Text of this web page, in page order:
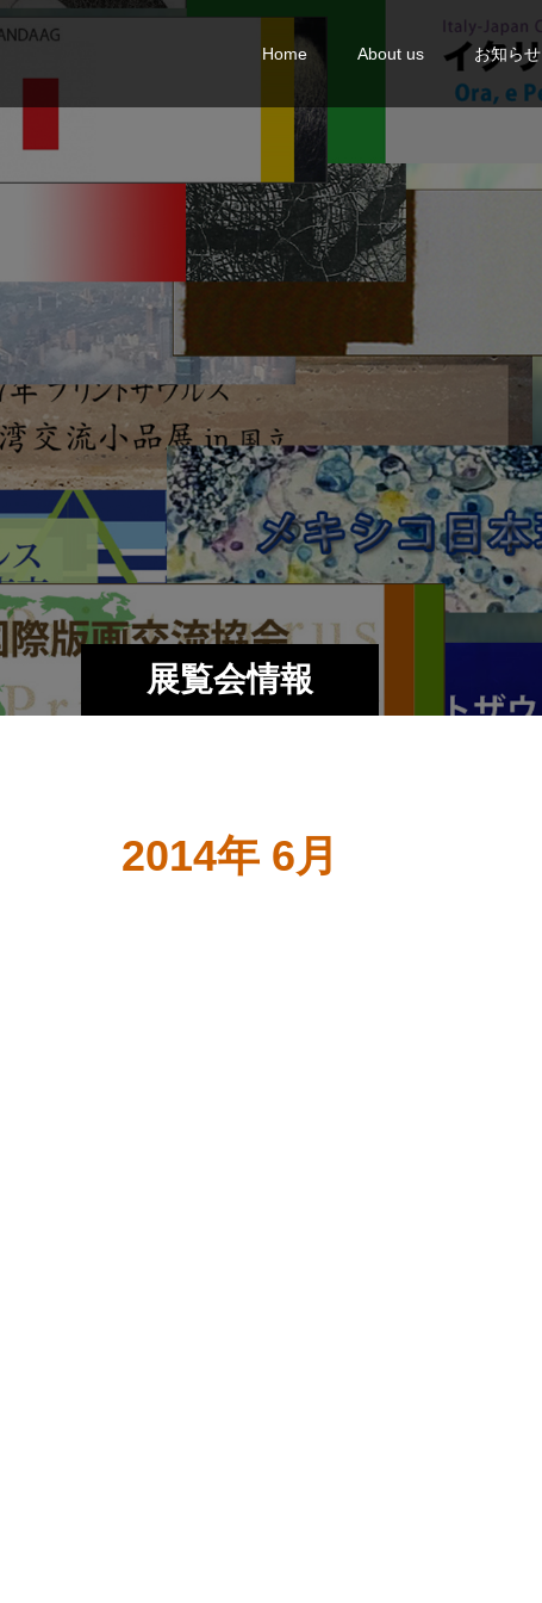
Home About us お知らせ
展覧会情報
2014年 6月